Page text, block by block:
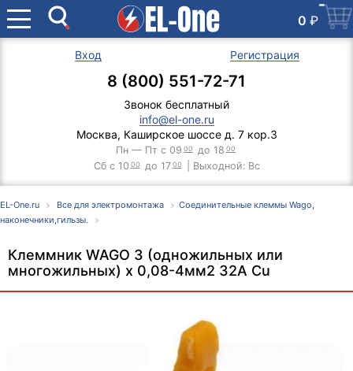
0 ₽
Вход Регистрация
8 (800) 551-72-71
Звонок бесплатный
info@el-one.ru
Москва, Каширское шоссе д. 7 кор.3
Пн — Пт с 09 00 до 18 00
Сб с 10 00 до 17 00 | Выходной: Вс
EL-One.ru Все для электромонтажа
Соединительные клеммы Wago,
наконечники,гильзы.
Клеммник WAGO 3 (одножильных или
многожильных) х 0,08-4мм2 32A Cu